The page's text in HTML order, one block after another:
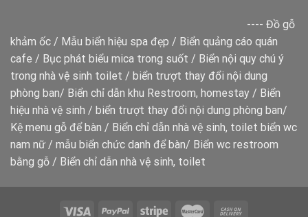
---- Đồ gỗ
khảm ốc / Mẫu biển hiệu spa đẹp / Biển quảng cáo quán
cafe / Bục phát biểu mica trong suốt / Biển nội quy chú ý
trong nhà vệ sinh toilet / biển trượt thay đổi nội dung
phòng ban/ Biển chỉ dẫn khu Restroom, homestay / Biển
hiệu nhà vệ sinh / biển trượt thay đổi nội dung phòng ban/
Kệ menu gỗ để bàn / Biển chỉ dẫn nhà vệ sinh, toilet biển wc
nam nữ / mẫu biển chức danh để bàn/ Biển wc restroom
bằng gỗ / Biển chỉ dẫn nhà vệ sinh, toilet